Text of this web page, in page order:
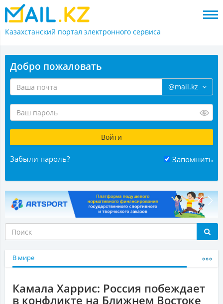
Казахстанский портал электронного сервиса
Добро пожаловать
@mail.kz
Забыли пароль? Запомнить
В мире
Камала Харрис: Россия побеждает
в конфликте на Ближнем Востоке